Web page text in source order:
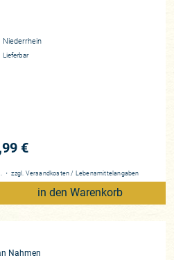
Niederrhein
Lieferbar
€
・zzgl. Versandkosten / Lebensmittelangaben
in den Warenkorb
Nahmen